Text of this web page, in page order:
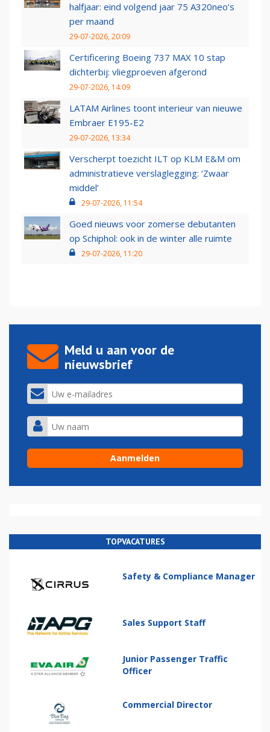
halfjaar: eind volgend jaar 75 A320neo’s
per maand
29-07-2026, 20:09
Certificering Boeing 737 MAX 10 stap
dichterbij: vliegproeven afgerond
29-07-2026, 14:09
LATAM Airlines toont interieur van nieuwe
Embraer E195-E2
29-07-2026, 13:34
Verscherpt toezicht ILT op KLM E&M om
administratieve verslaglegging: ‘Zwaar
middel’
29-07-2026, 11:54
Goed nieuws voor zomerse debutanten
op Schiphol: ook in de winter alle ruimte
29-07-2026, 11:20
Meld u aan voor de
nieuwsbrief
TOPVACATURES
Safety & Compliance Manager
Sales Support Staff
Junior Passenger Traffic
Officer
Commercial Director